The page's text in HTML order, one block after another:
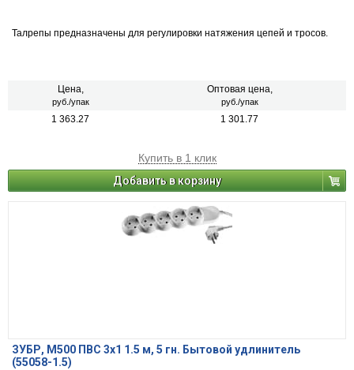
Талрепы предназначены для регулировки натяжения цепей и тросов.
Цена,
руб./упак
Оптовая цена,
руб./упак
1 363.27 1 301.77
Купить в 1 клик
Добавить в корзину
ЗУБР, М500 ПВС 3х1 1.5 м, 5 гн. Бытовой удлинитель
(55058-1.5)